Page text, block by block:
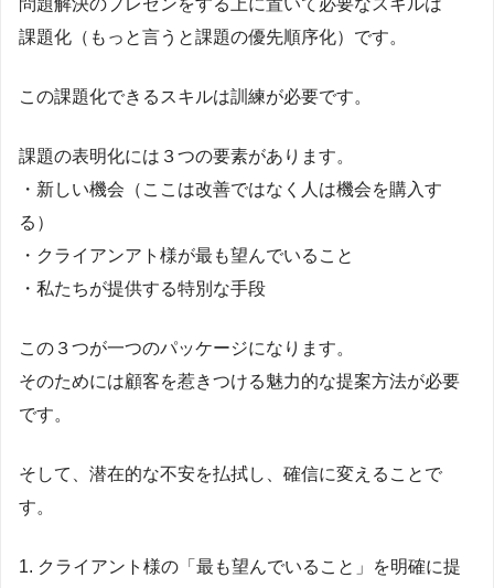
問題解決のプレゼンをする上に置いて必要なスキルは
課題化（もっと言うと課題の優先順序化）です。
この課題化できるスキルは訓練が必要です。
課題の表明化には３つの要素があります。
・新しい機会（ここは改善ではなく人は機会を購入す
る）
・クライアンアト様が最も望んでいること
・私たちが提供する特別な手段
この３つが一つのパッケージになります。
そのためには顧客を惹きつける魅力的な提案方法が必要
です。
そして、潜在的な不安を払拭し、確信に変えることで
す。
1. クライアント様の「最も望んでいること」を明確に提